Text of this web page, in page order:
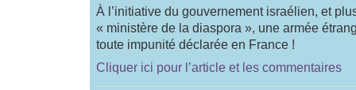
À l’initiative du gouvernement israélien, et
« ministère de la diaspora », une armée
toute impunité déclarée en France !
Cliquer ici pour l’article et les commentaires